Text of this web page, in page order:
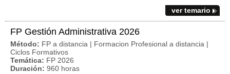
ver temario
FP Gestión Administrativa 2026
Método: FP a distancia | Formacion Profesional a distancia |
Ciclos Formativos
Temática: FP 2026
Duración: 960 horas